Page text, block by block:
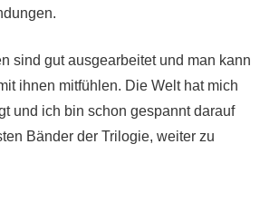
sind gut ausgearbeitet und man kann
ihnen mitfühlen. Die Welt hat mich
und ich bin schon gespannt darauf
Bänder der Trilogie, weiter zu